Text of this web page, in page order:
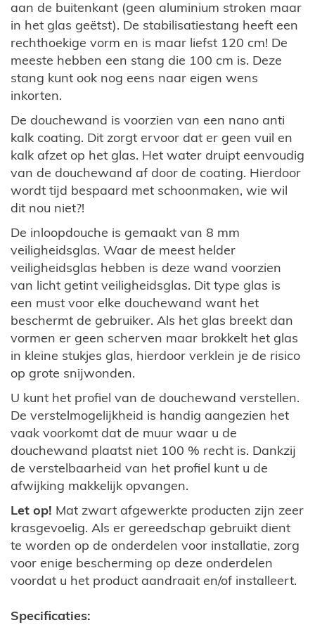
aan de buitenkant (geen aluminium stroken maar
in het glas geëtst). De stabilisatiestang heeft een
rechthoekige vorm en is maar liefst 120 cm! De
meeste hebben een stang die 100 cm is. Deze
stang kunt ook nog eens naar eigen wens
inkorten.
De douchewand is voorzien van een nano anti
kalk coating. Dit zorgt ervoor dat er geen vuil en
kalk afzet op het glas. Het water druipt eenvoudig
van de douchewand af door de coating. Hierdoor
wordt tijd bespaard met schoonmaken, wie wil
dit nou niet?!
De inloopdouche is gemaakt van 8 mm
veiligheidsglas. Waar de meest helder
veiligheidsglas hebben is deze wand voorzien
van licht getint veiligheidsglas. Dit type glas is
een must voor elke douchewand want het
beschermt de gebruiker. Als het glas breekt dan
vormen er geen scherven maar brokkelt het glas
in kleine stukjes glas, hierdoor verklein je de risico
op grote snijwonden.
U kunt het profiel van de douchewand verstellen.
De verstelmogelijkheid is handig aangezien het
vaak voorkomt dat de muur waar u de
douchewand plaatst niet 100 % recht is. Dankzij
de verstelbaarheid van het profiel kunt u de
afwijking makkelijk opvangen.
Let op! Mat zwart afgewerkte producten zijn zeer
krasgevoelig. Als er gereedschap gebruikt dient
te worden op de onderdelen voor installatie, zorg
voor enige bescherming op deze onderdelen
voordat u het product aandraait en/of installeert.
Specificaties: